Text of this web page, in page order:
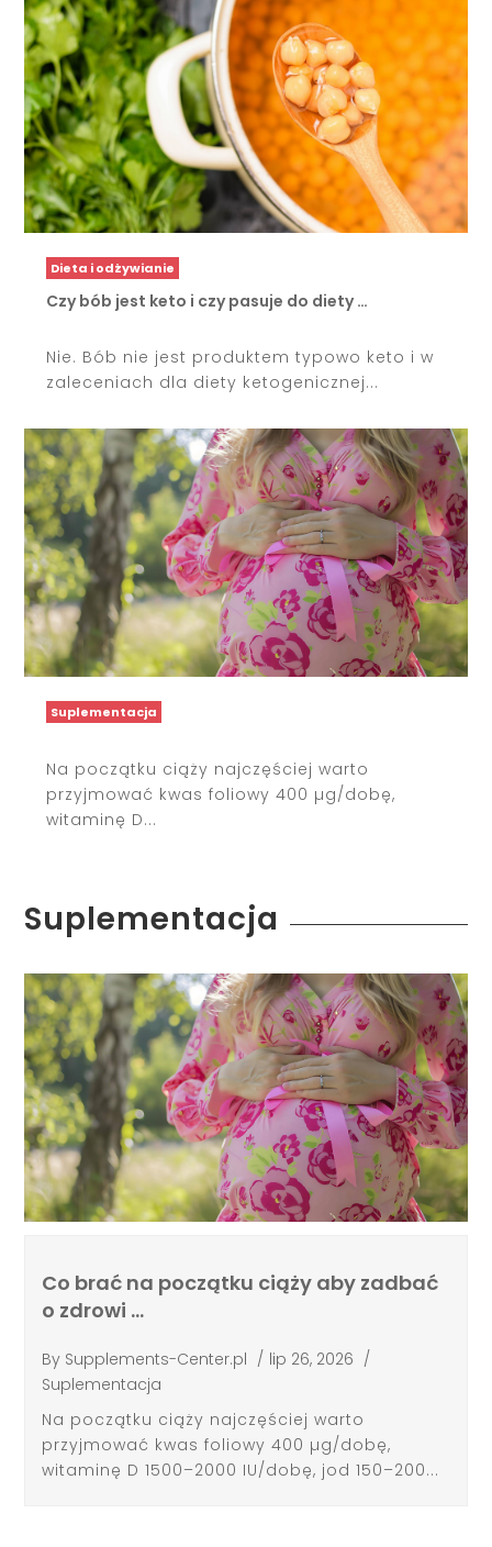
Dieta i odżywianie
Czy bób jest keto i czy pasuje do diety …
Nie. Bób nie jest produktem typowo keto i w
zaleceniach dla diety ketogenicznej...
Suplementacja
Na początku ciąży najczęściej warto
przyjmować kwas foliowy 400 µg/dobę,
witaminę D...
Suplementacja
Co brać na początku ciąży aby zadbać
o zdrowi …
By Supplements-Center.pl / lip 26, 2026 /
Suplementacja
Na początku ciąży najczęściej warto
przyjmować kwas foliowy 400 µg/dobę,
witaminę D 1500–2000 IU/dobę, jod 150–200...